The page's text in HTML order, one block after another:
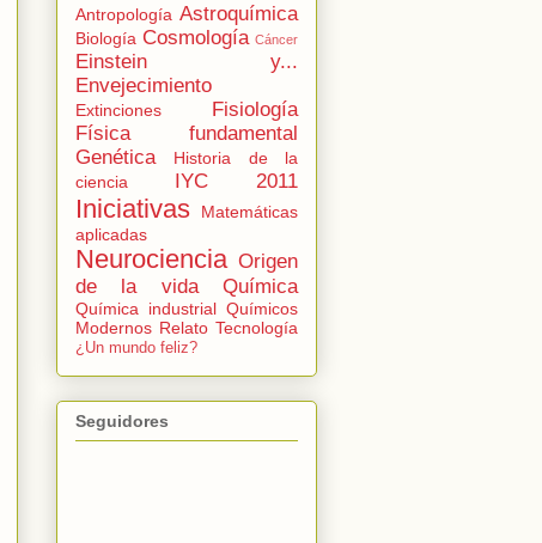
Antropología Astroquímica
Biología Cosmología Cáncer
Einstein y...
Envejecimiento
Extinciones
Fisiología
Física fundamental
Genética
Historia de la
ciencia
IYC 2011
Iniciativas
Matemáticas
aplicadas
Neurociencia Origen
de la vida
Química
Química industrial Químicos
Modernos Relato Tecnología
¿Un mundo feliz?
Seguidores